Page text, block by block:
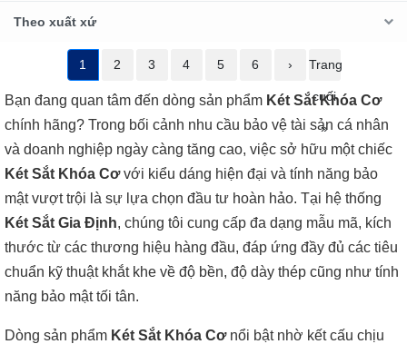
Theo xuất xứ
1 2 3 4 5 6 › Trang
cuối
»
Bạn đang quan tâm đến dòng sản phẩm Két Sắt Khóa Cơ
chính hãng? Trong bối cảnh nhu cầu bảo vệ tài sản cá nhân
và doanh nghiệp ngày càng tăng cao, việc sở hữu một chiếc
Két Sắt Khóa Cơvới kiểu dáng hiện đại và tính năng bảo
mật vượt trội là sự lựa chọn đầu tư hoàn hảo. Tại hệ thống
Két Sắt Gia Định, chúng tôi cung cấp đa dạng mẫu mã, kích
thước từ các thương hiệu hàng đầu, đáp ứng đầy đủ các tiêu
chuẩn kỹ thuật khắt khe về độ bền, độ dày thép cũng như tính
năng bảo mật tối tân.
Dòng sản phẩm Két Sắt Khóa Cơnổi bật nhờ kết cấu chịu